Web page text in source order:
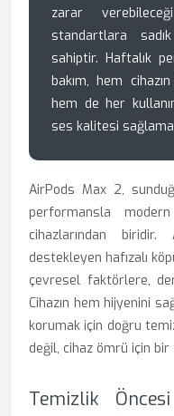
zarar
standartlara
sahiptir. Haftalık
bakım, hem
hem de her
ses kalitesi
AirPods Max 2,
performansla
cihazlarından
destekleyen hafızalı
çevresel faktörlere,
Cihazın hem hijyenini
korumak için doğru
değil, cihaz ömrü için
Temizlik